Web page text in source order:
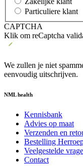
Particuliere klant
CAPTCHA
Klik om reCaptcha
We zullen je niet
eenvoudig uitschrijven.
NML health
Kennisbank
Advies op maat
Verzenden en
Bestelling
Veelgestelde
Contact